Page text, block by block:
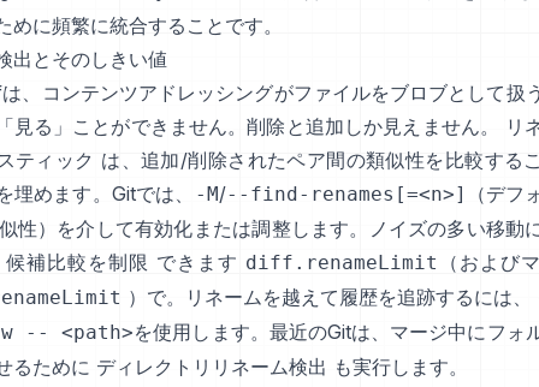
めに頻繁に統合することです。
出とそのしきい値
、コンテンツアドレッシングがファイルをブロブとして扱
見る」ことができません。削除と追加しか見えません。
リ
ティック は、追加/削除されたペア間の類似性を比較する
埋めます。Gitでは、
-M/--find-renames[=<n>]
（デフ
性）を介して有効化または調整します。ノイズの多い移動
候補比較を制限 できます diff.renameLimit （および
）で。リネームを越えて履歴を追跡するには、
-- <path>を使用します。最近のGitは、マージ中にフォ
るために ディレクトリリネーム検出 も実行します。